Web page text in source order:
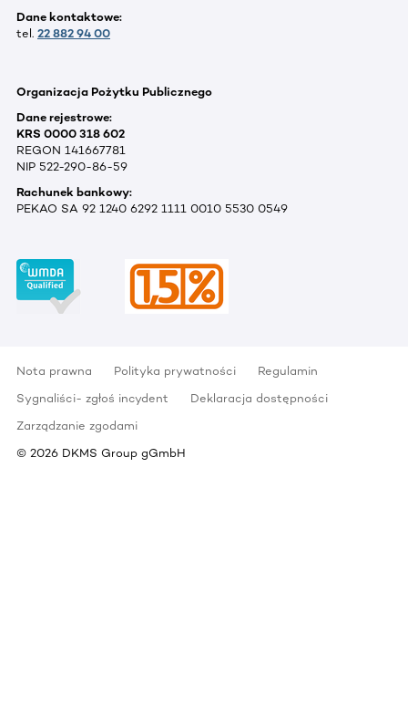
Dane kontaktowe:
tel. 22 882 94 00
Organizacja Pożytku Publicznego
Dane rejestrowe:
KRS 0000 318 602
REGON 141667781
NIP 522-290-86-59
Rachunek bankowy:
PEKAO SA 92 1240 6292 1111 0010 5530 0549
Nota prawna Polityka prywatności
Regulamin
Sygnaliści- zgłoś incydent
Deklaracja dostępności
Zarządzanie zgodami
© 2026 DKMS Group gGmbH